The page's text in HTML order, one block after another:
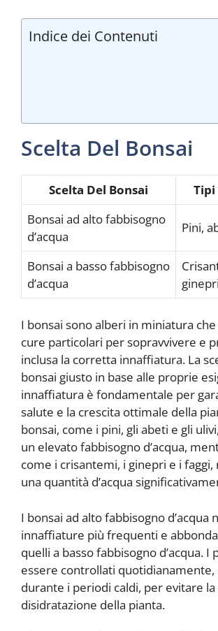
Indice dei Contenuti
Scelta Del Bonsai
Scelta Del Bonsai
Tipi
Bonsai ad alto fabbisogno
d’acqua
Pini,
Bonsai a basso fabbisogno
d’acqua
I bonsai sono alberi in miniatura
cure particolari per sopravvivere e
inclusa la corretta innaffiatura. La
bonsai giusto in base alle proprie
innaffiatura è fondamentale per
salute e la crescita ottimale della
bonsai, come i pini, gli abeti e gli
un elevato fabbisogno d’acqua,
come i crisantemi, i ginepri e i
una quantità d’acqua
I bonsai ad alto fabbisogno d’acqua
innaffiature più frequenti e
quelli a basso fabbisogno d’acqua. I
essere controllati
durante i periodi caldi, per evitare la
disidratazione della pianta.